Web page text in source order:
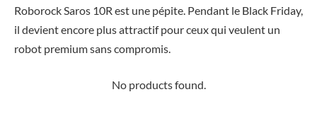
Roborock Saros 10R est une pépite. Pendant le Black Friday,
il devient encore plus attractif pour ceux qui veulent un
robot premium sans compromis.
No products found.